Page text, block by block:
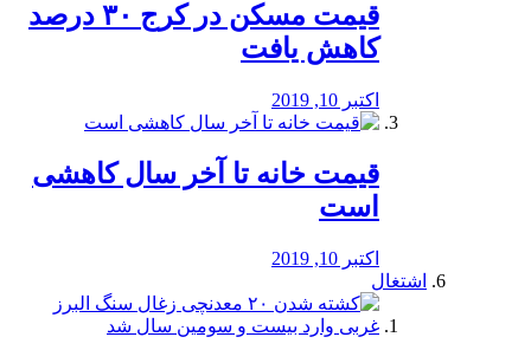
️قیمت مسکن در کرج ۳۰ درصد
کاهش یافت
اکتبر 10, 2019
قیمت خانه تا آخر سال کاهشی
است
اکتبر 10, 2019
اشتغال